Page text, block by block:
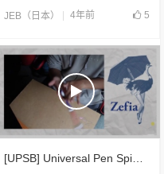
JEB（日本） 4年前 5